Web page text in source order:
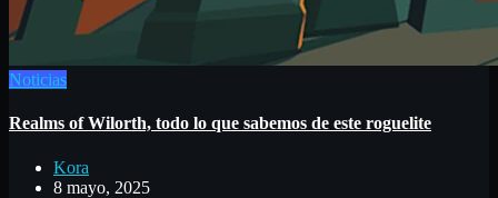
Noticias
Realms of Wilorth, todo lo que sabemos de este roguelite
Kora
8 mayo, 2025